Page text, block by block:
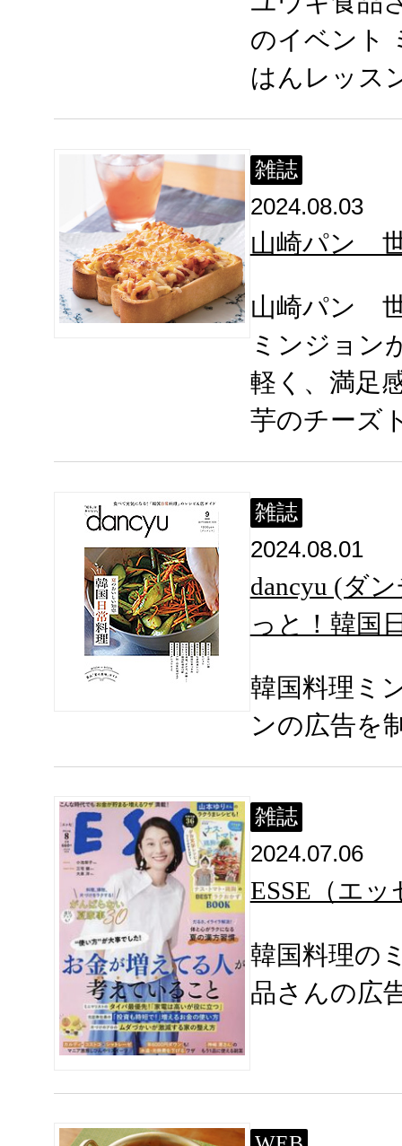
のイベント
はんレッス
雑誌
2024.08.03
山崎パン
山崎パン
ミンジョ
軽く、満足
芋のチーズ
雑誌
2024.08.01
dancyu (ダ
っと！韓国
韓国料理ミ
ンの広告を
雑誌
2024.07.06
ESSE（エッ
韓国料理の
品さんの広